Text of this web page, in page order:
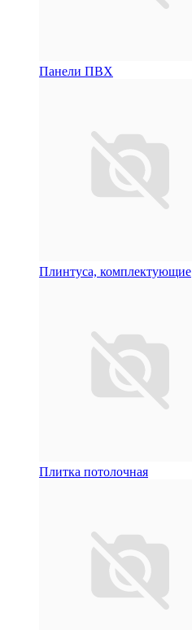
Панели ПВХ
Плинтуса, комплектующие
Плитка потолочная